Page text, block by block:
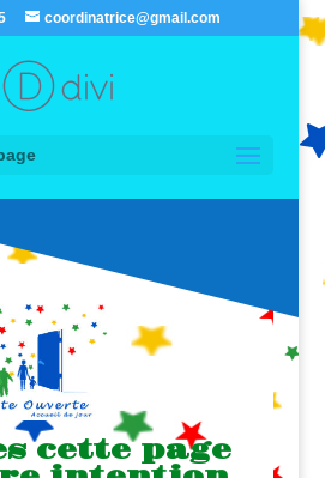
coordinatrice@gmail.com
cette page